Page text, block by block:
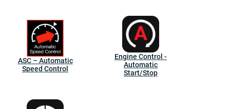
ASC – Automatic
Speed Control
Engine Control -
Automatic
Start/Stop